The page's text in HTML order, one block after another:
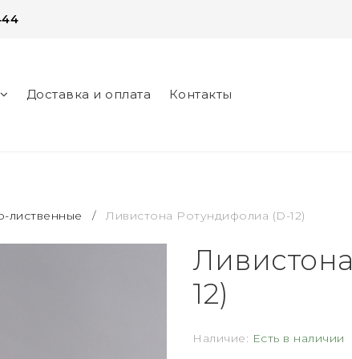
Доставка и оплата Контакты
лиственные / Ливистона Ротундифолиа (D-12)
12)
Наличие: Есть в наличии